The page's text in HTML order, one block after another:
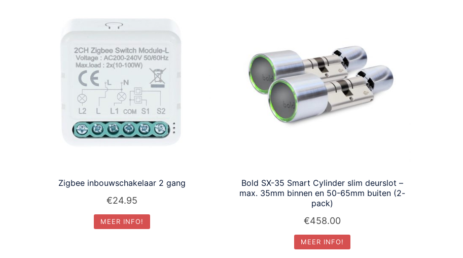
Zigbee inbouwschakelaar 2 gang
€24.95
MEER INFO!
Bold SX-35 Smart Cylinder slim deurslot –
max. 35mm binnen en 50-65mm buiten (2-
pack)
€458.00
MEER INFO!